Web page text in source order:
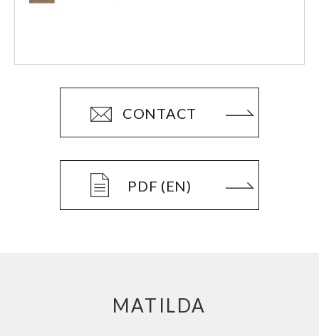
CONTACT
PDF (EN)
MATILDA